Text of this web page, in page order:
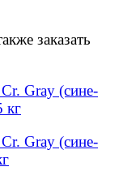
заказать
Gray (сине-
кг
Gray (сине-